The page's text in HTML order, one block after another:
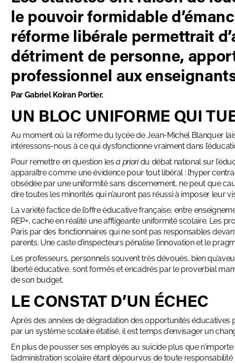
le pouvoir formidable
réforme libérale permettrait
détriment de personne,
professionnel aux
Par Gabriel Koiran Portier.
UN BLOC UNIFORME QUI
Au moment où la réforme du lycée de Jean-Michel Blanquer
intéressons-nous à ce qui dysfonctionne vraiment dans
Pour remettre en question lesa prioridu débat national sur
apparaître comme une évidence pour tout libéral : l’hyper
obsédée par une uniformité sans discernement, ne peut que
dire toutes les minorités qui n’auront pas réussi à imposer leur
La variété factice de l’offre éducative française, entre
REP+, cache en réalité une affligeante uniformité scolaire. Les
Paris par des fonctionnaires qui ne sont pas responsables
parents. Une caste d’inspecteurs pénalise l’innovation et le
Les professeurs, personnels souvent très dévoués, bien
liberté éducative, sont formés et encadrés par le proverbial
de son budget.
LE CONSTAT D’UN ÉCHEC
Après des années de dégradation des opportunités éducatives
par un système scolaire étatisé, il est temps d’envisager un
En plus de pousser ses employés au suicide plus que
l’administration scolaire étant dépourvus de toute